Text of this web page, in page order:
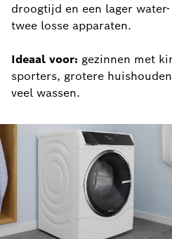
droogtijd en een lager
twee losse apparaten.
Ideaal voor: gezinnen met
sporters, grotere
veel wassen.